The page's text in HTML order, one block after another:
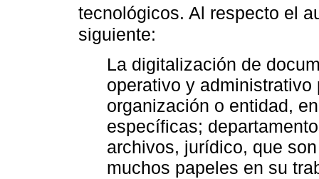
tecnológicos. Al respecto el
siguiente:
La digitalización de
operativo y
organización o entidad,
específicas;
archivos, jurídico, que
muchos papeles en su